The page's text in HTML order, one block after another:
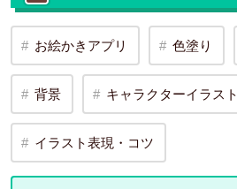
お絵かきアプリ 色塗り
背景 キャラクターイラスト
イラスト表現・コツ